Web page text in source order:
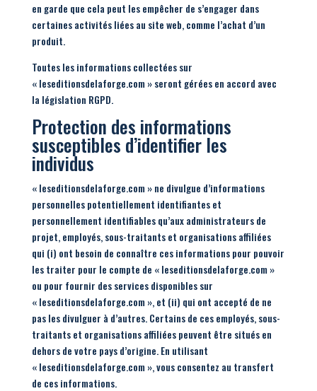
en garde que cela peut les empêcher de s’engager dans
certaines activités liées au site web, comme l’achat d’un
produit.
Toutes les informations collectées sur
« leseditionsdelaforge.com » seront gérées en accord avec
la législation RGPD.
Protection des informations
susceptibles d’identifier les
individus
« leseditionsdelaforge.com » ne divulgue d’informations
personnelles potentiellement identifiantes et
personnellement identifiables qu’aux administrateurs de
projet, employés, sous-traitants et organisations affiliées
qui (i) ont besoin de connaître ces informations pour pouvoir
les traiter pour le compte de « leseditionsdelaforge.com »
ou pour fournir des services disponibles sur
« leseditionsdelaforge.com », et (ii) qui ont accepté de ne
pas les divulguer à d’autres. Certains de ces employés, sous-
traitants et organisations affiliées peuvent être situés en
dehors de votre pays d’origine. En utilisant
« leseditionsdelaforge.com », vous consentez au transfert
de ces informations.